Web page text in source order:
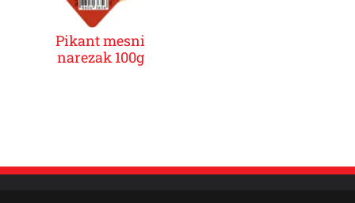
Pikant mesni
narezak 100g